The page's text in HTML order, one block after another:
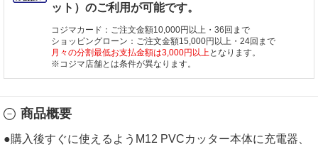
ット）のご利用が可能です。
コジマカード：ご注文金額10,000円以上・36回まで
ショッピングローン：ご注文金額15,000円以上・24回まで
月々の分割最低お支払金額は3,000円以上となります。
※コジマ店舗とは条件が異なります。
商品概要
●購入後すぐに使えるようM12 PVCカッター本体に充電器、